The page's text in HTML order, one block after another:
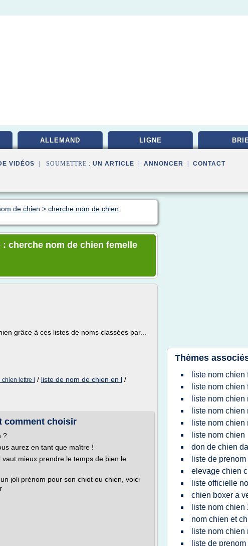
ALLEMAND LIGNE
VIDÉOS | SOUMETTRE : UN ARTICLE ANNONCER CONTACT
de chien > cherche nom de chien
cherche nom de chien femelle
grâce à ces listes de noms classées par...
lettre l / liste de nom de chien en l /
comment choisir
?
aurez en tant que maître !
mieux prendre le temps de bien le
joli prénom pour son chiot ou chien, voici
Thèmes
liste nom chien
liste nom
liste nom
liste nom chien
liste nom chien
liste nom chien
don de chien
liste de
elevage chien
liste officielle
chien boxer a
liste nom chien
nom chien et
liste nom chien
liste de